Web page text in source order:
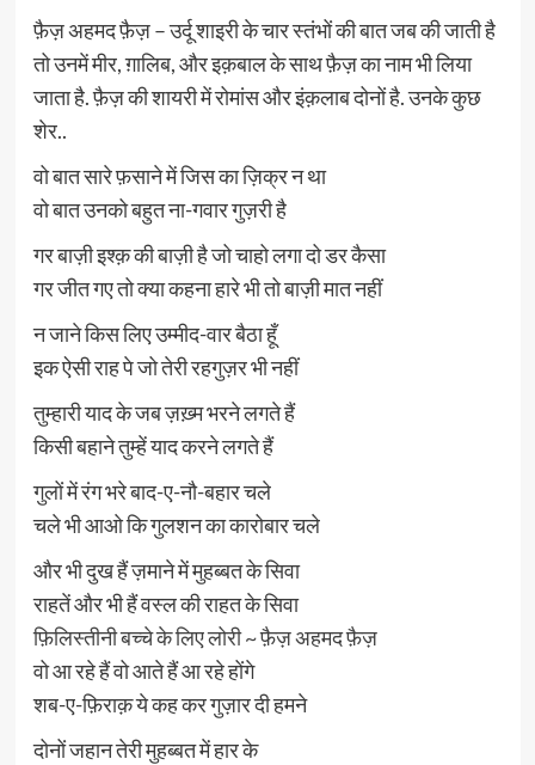
फ़ैज़ अहमद फ़ैज़ – उर्दू शाइरी के चार स्तंभों की बात जब की जाती है
तो उनमें मीर, ग़ालिब, और इक़बाल के साथ फ़ैज़ का नाम भी लिया
जाता है. फ़ैज़ की शायरी में रोमांस और इंक़लाब दोनों है. उनके कुछ
शेर..
वो बात सारे फ़साने में जिस का ज़िक्र न था
वो बात उनको बहुत ना-गवार गुज़री है
गर बाज़ी इश्क़ की बाज़ी है जो चाहो लगा दो डर कैसा
गर जीत गए तो क्या कहना हारे भी तो बाज़ी मात नहीं
न जाने किस लिए उम्मीद-वार बैठा हूँ
इक ऐसी राह पे जो तेरी रहगुज़र भी नहीं
तुम्हारी याद के जब ज़ख़्म भरने लगते हैं
किसी बहाने तुम्हें याद करने लगते हैं
गुलों में रंग भरे बाद-ए-नौ-बहार चले
चले भी आओ कि गुलशन का कारोबार चले
और भी दुख हैं ज़माने में मुहब्बत के सिवा
राहतें और भी हैं वस्ल की राहत के सिवा
फ़िलिस्तीनी बच्चे के लिए लोरी ~ फ़ैज़ अहमद फ़ैज़
वो आ रहे हैं वो आते हैं आ रहे होंगे
शब-ए-फ़िराक़ ये कह कर गुज़ार दी हमने
दोनों जहान तेरी मुहब्बत में हार के